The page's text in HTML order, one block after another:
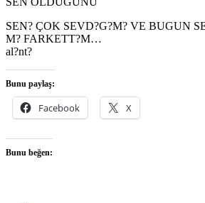
SEN? ÇOK SEVD?G?M? VE BUGUN
M? FARKETT?M…
al?nt?
Bunu paylaş:
Facebook X
Bunu beğen: